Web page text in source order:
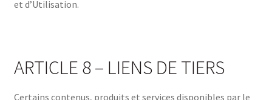
et d’Utilisation.
ARTICLE 8 – LIENS DE TIERS
Certains contenus, produits et services disponibles par le